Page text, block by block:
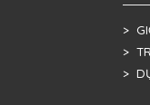
>
>
>